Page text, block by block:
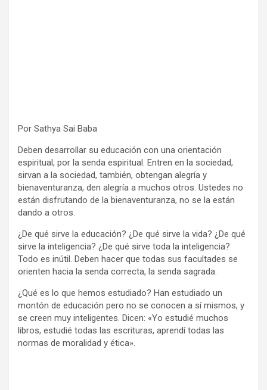
Por Sathya Sai Baba
Deben desarrollar su educación con una orientación
espiritual, por la senda espiritual. Entren en la sociedad,
sirvan a la sociedad, también, obtengan alegría y
bienaventuranza, den alegría a muchos otros. Ustedes no
están disfrutando de la bienaventuranza, no se la están
dando a otros.
¿De qué sirve la educación? ¿De qué sirve la vida? ¿De qué
sirve la inteligencia? ¿De qué sirve toda la inteligencia?
Todo es inútil. Deben hacer que todas sus facultades se
orienten hacia la senda correcta, la senda sagrada.
¿Qué es lo que hemos estudiado? Han estudiado un
montón de educación pero no se conocen a sí mismos, y
se creen muy inteligentes. Dicen: «Yo estudié muchos
libros, estudié todas las escrituras, aprendí todas las
normas de moralidad y ética».